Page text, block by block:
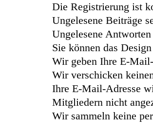
Die Registrierung ist
Ungelesene Beiträge
Ungelesene
Sie können das
Wir geben Ihre E-
Wir verschicken
Ihre E-Mail-Adresse
Mitgliedern nicht
Wir sammeln keine